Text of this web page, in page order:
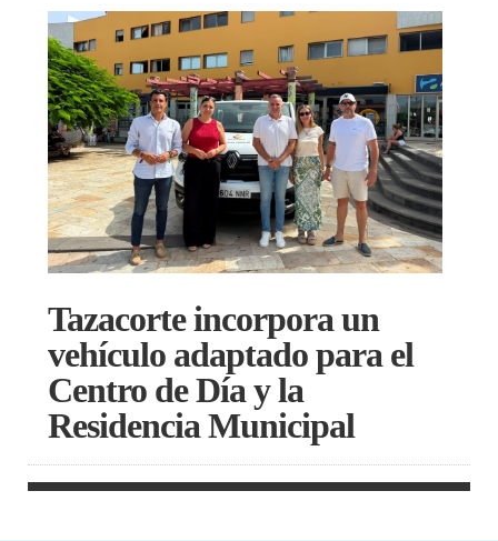
Tazacorte incorpora un
vehículo adaptado para el
Centro de Día y la
Residencia Municipal